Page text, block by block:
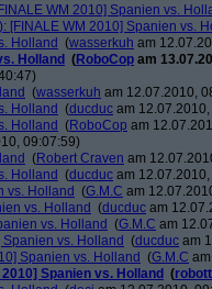
WM 2010] Spanien vs.
[FINALE WM 2010] Spanien vs.
Holland (wasserkuh am
Holland (RoboCop am
(wasserkuh am 12.07.2010,
Holland (ducduc am
Holland (RoboCop am
09:07:59)
(Robert Craven am
Holland (ducduc am
vs. Holland (G.M.C am
vs. Holland (ducduc am
vs. Holland (G.M.C am
Spanien vs. Holland (ducduc am
Spanien vs. Holland (G.M.C
Spanien vs. Holland (